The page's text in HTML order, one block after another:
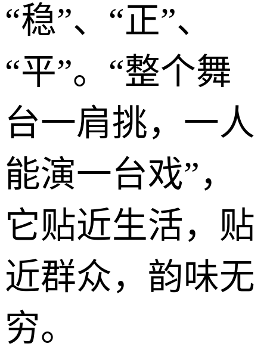
“稳”、“正”、
“平”。“整个舞
台一肩挑，一人
能演一台戏”，
它贴近生活，贴
近群众，韵味无
穷。